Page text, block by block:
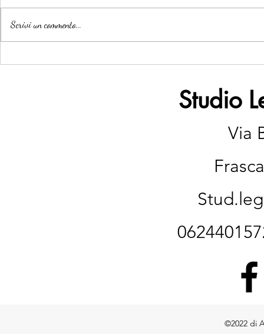
Scrivi un commento...
Studio
Via
©2022 di